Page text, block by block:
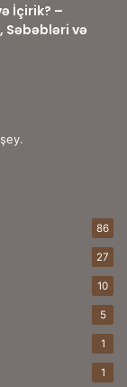
İçirik? –
Səbəbləri və
86
27
10
5
1
1